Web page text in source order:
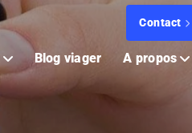
Contact
Blog viager A propos